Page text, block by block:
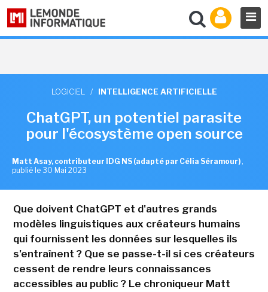
LOGICIEL / INTELLIGENCE ARTIFICIELLE
ChatGPT, un potentiel parasite
pour l'écosystème open source
Matt Asay, contributeur IDG NS (adapté par Célia Séramour) ,
publié le 30 Mai 2023
Que doivent ChatGPT et d'autres grands
modèles linguistiques aux créateurs humains
qui fournissent les données sur lesquelles ils
s'entraînent ? Que se passe-t-il si ces créateurs
cessent de rendre leurs connaissances
accessibles au public ? Le chroniqueur Matt